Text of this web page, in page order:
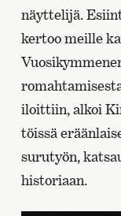
näyttelijä.
kertoo meille
iloittiin, alkoi
töissä
surutyön,
historiaan.